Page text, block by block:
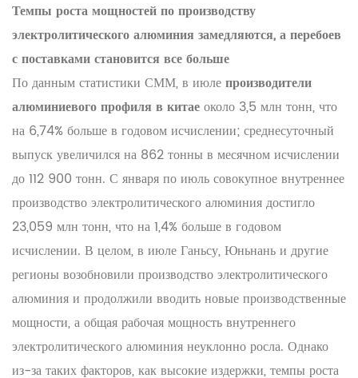
Темпы роста мощностей по производству
электролитического алюминия замедляются, а перебоев
с поставками становится все больше
По данным статистики СММ, в июлепроизводители
алюминиевого профиля в китаеоколо 3,5 млн тонн, что
на 6,74% больше в годовом исчислении; среднесуточный
выпуск увеличился на 862 тонны в месячном исчислении
до 112 900 тонн. С января по июль совокупное внутреннее
производство электролитического алюминия достигло
23,059 млн тонн, что на 1,4% больше в годовом
исчислении. В целом, в июле Ганьсу, Юньнань и другие
регионы возобновили производство электролитического
алюминия и продолжили вводить новые производственные
мощности, а общая рабочая мощность внутреннего
электролитического алюминия неуклонно росла. Однако
из-за таких факторов, как высокие издержки, темпы роста